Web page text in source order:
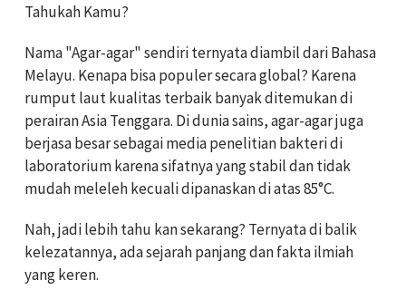
Tahukah Kamu?
Nama "Agar-agar" sendiri ternyata diambil dari Bahasa
Melayu. Kenapa bisa populer secara global? Karena
rumput laut kualitas terbaik banyak ditemukan di
perairan Asia Tenggara. Di dunia sains, agar-agar juga
berjasa besar sebagai media penelitian bakteri di
laboratorium karena sifatnya yang stabil dan tidak
mudah meleleh kecuali dipanaskan di atas 85°C.
Nah, jadi lebih tahu kan sekarang? Ternyata di balik
kelezatannya, ada sejarah panjang dan fakta ilmiah
yang keren.